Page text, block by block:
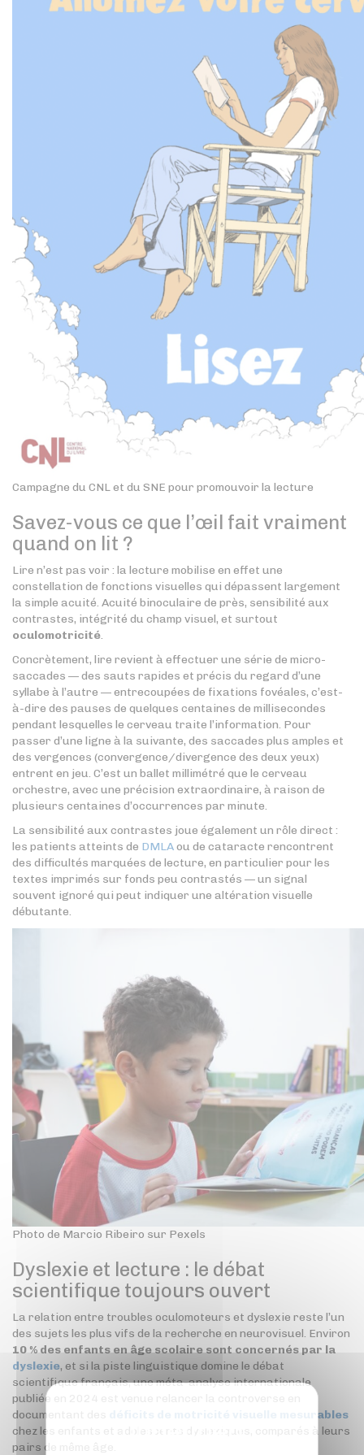
Campagne du CNL et du SNE pour promouvoir la lecture
Savez-vous ce que l’œil fait vraiment
quand on lit ?
Lire n’est pas voir : la lecture mobilise en effet une
constellation de fonctions visuelles qui dépassent largement
la simple acuité. Acuité binoculaire de près, sensibilité aux
contrastes, intégrité du champ visuel, et surtout
oculomotricité.
Concrètement, lire revient à effectuer une série de micro-
saccades — des sauts rapides et précis du regard d’une
syllabe à l’autre — entrecoupées de fixations fovéales, c’est-
à-dire des pauses de quelques centaines de millisecondes
pendant lesquelles le cerveau traite l’information. Pour
passer d’une ligne à la suivante, des saccades plus amples et
des vergences (convergence/divergence des deux yeux)
entrent en jeu. C’est un ballet millimétré que le cerveau
orchestre, avec une précision extraordinaire, à raison de
plusieurs centaines d’occurrences par minute.
La sensibilité aux contrastes joue également un rôle direct :
les patients atteints de DMLAou de cataracte rencontrent
des difficultés marquées de lecture, en particulier pour les
textes imprimés sur fonds peu contrastés — un signal
souvent ignoré qui peut indiquer une altération visuelle
débutante.
Photo de Marcio Ribeiro sur Pexels
Dyslexie et lecture : le débat
scientifique toujours ouvert
La relation entre troubles oculomoteurs et dyslexie reste l’un
des sujets les plus vifs de la recherche en neurovisuel. Environ
10 % des enfants en âge scolaire sont concernés par la
dyslexie, et si la piste linguistique domine le débat
scientifique français, une méta-analyse internationale
publiée en 2024 est venue relancer la controverse en
documentant des
déficits de motricité visuelle mesurables
chez les enfants et adolescents dyslexiques, comparés à leurs
pairs de même âge.